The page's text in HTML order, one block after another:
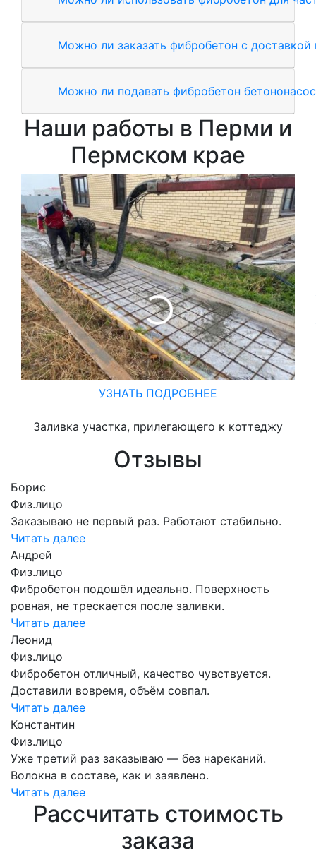
Можно ли заказать фибробетон с
Можно ли подавать фибробетон
Наши работы в Перми и
Пермском крае
УЗНАТЬ ПОДРОБНЕЕ
Заливка участка, прилегающего к коттеджу
Отзывы
Борис
Физ.лицо
Заказываю не первый раз. Работают стабильно.
Читать далее
Андрей
Физ.лицо
Фибробетон подошёл идеально. Поверхность
ровная, не трескается после заливки.
Читать далее
Леонид
Физ.лицо
Фибробетон отличный, качество чувствуется.
Доставили вовремя, объём совпал.
Читать далее
Константин
Физ.лицо
Уже третий раз заказываю — без нареканий.
Волокна в составе, как и заявлено.
Читать далее
Рассчитать стоимость
заказа